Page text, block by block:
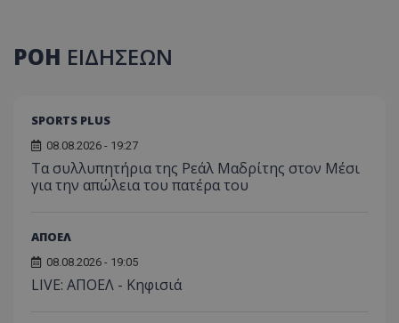
ΡΟΗ ΕΙΔΗΣΕΩΝ
SPORTS PLUS
08.08.2026 - 19:27
Τα συλλυπητήρια της Ρεάλ Μαδρίτης στον Μέσι
για την απώλεια του πατέρα του
ΑΠΟΕΛ
08.08.2026 - 19:05
LIVE: ΑΠΟΕΛ - Κηφισιά